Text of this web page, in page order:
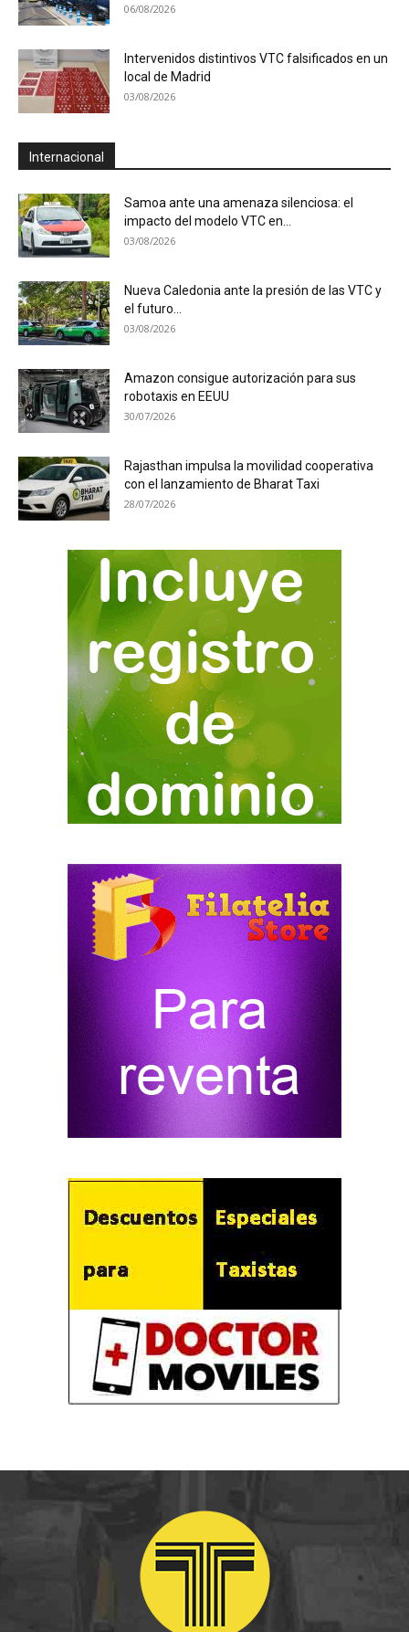
06/08/2026
Intervenidos distintivos VTC falsificados en un
local de Madrid
03/08/2026
Internacional
Samoa ante una amenaza silenciosa: el
impacto del modelo VTC en...
03/08/2026
Nueva Caledonia ante la presión de las VTC y
el futuro...
03/08/2026
Amazon consigue autorización para sus
robotaxis en EEUU
30/07/2026
Rajasthan impulsa la movilidad cooperativa
con el lanzamiento de Bharat Taxi
28/07/2026